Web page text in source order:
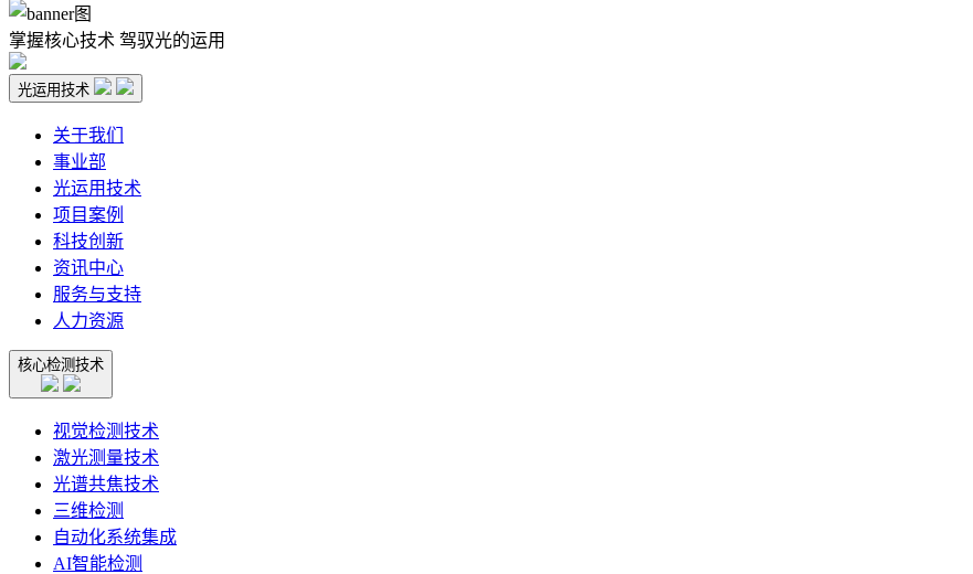
掌握核心技术 驾驭光的运用
光运用技术
关于我们
事业部
光运用技术
项目案例
科技创新
资讯中心
服务与支持
人力资源
核心检测技术
视觉检测技术
激光测量技术
光谱共焦技术
三维检测
自动化系统集成
AI智能检测